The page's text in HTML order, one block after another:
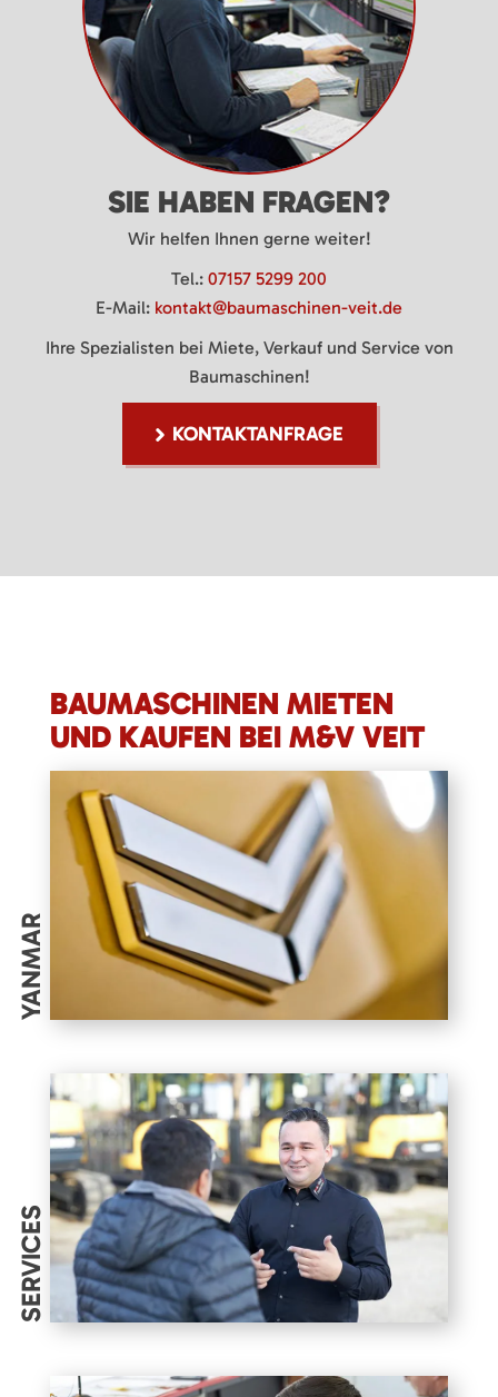
SIE HABEN FRAGEN?
Wir helfen Ihnen gerne weiter!
Tel.: 07157 5299 200
E-Mail: kontakt@baumaschinen-veit.de
Ihre Spezialisten bei Miete, Verkauf und Service von
Baumaschinen!
KONTAKTANFRAGE
BAUMASCHINEN MIETEN
UND KAUFEN BEI M&V VEIT
YANMAR
SERVICES